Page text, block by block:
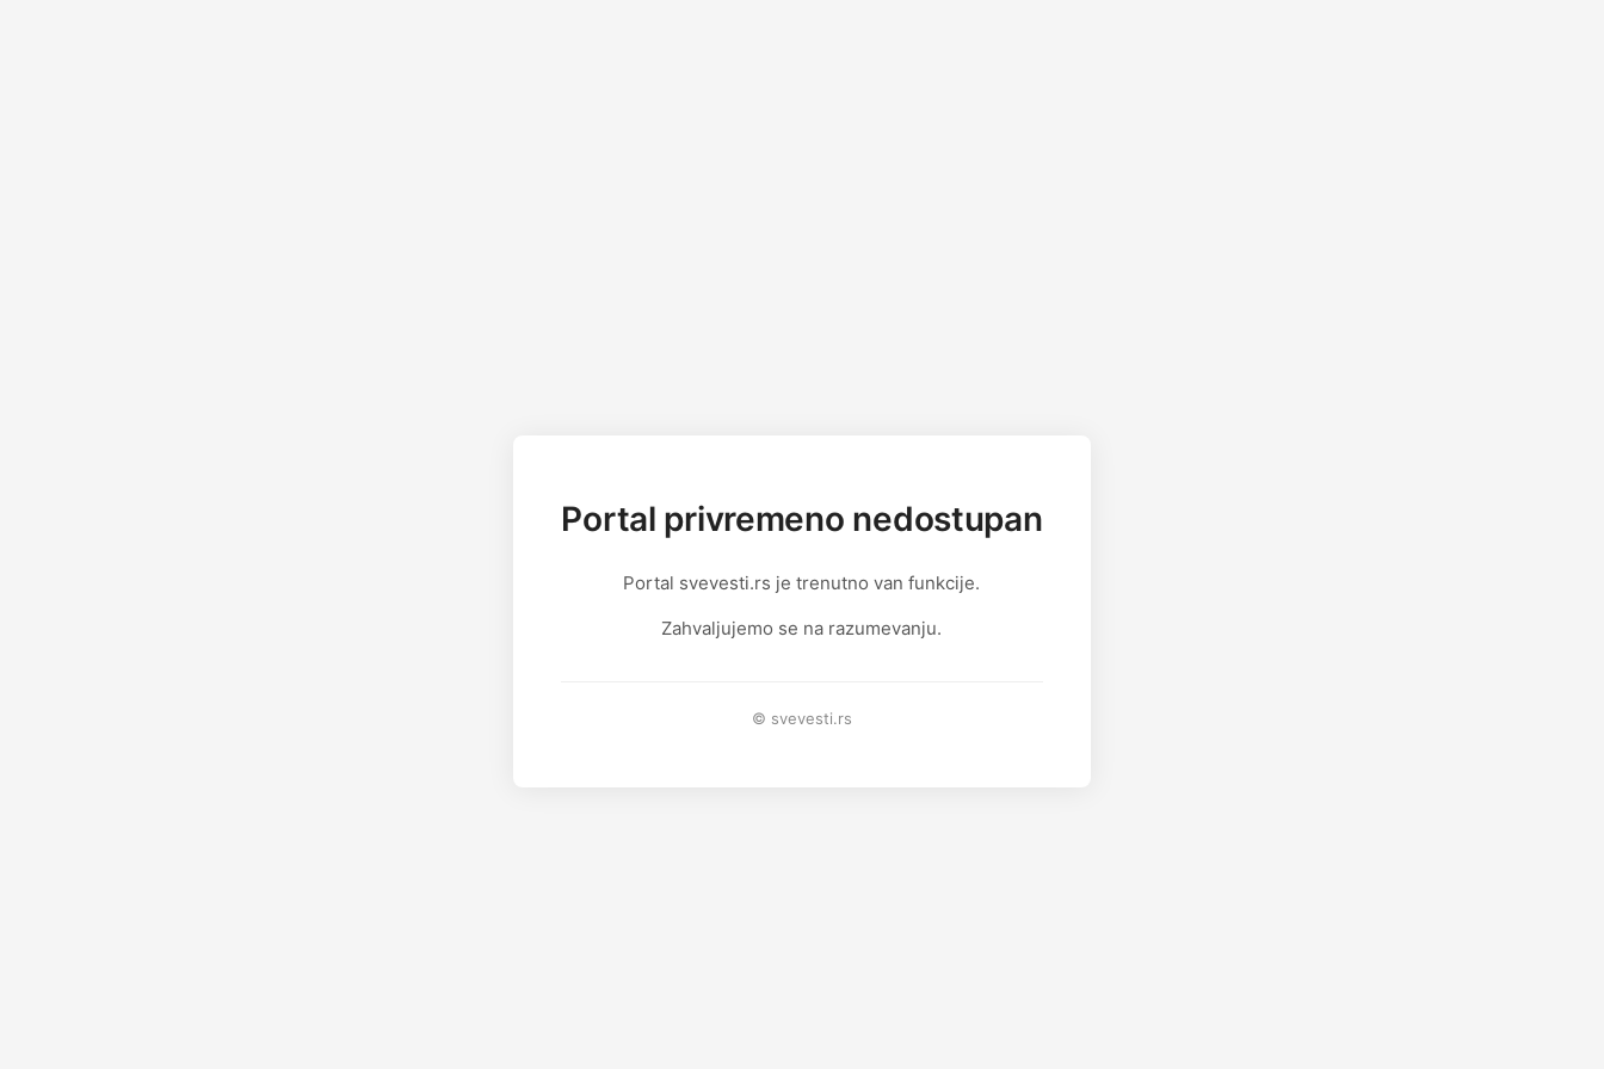
Portal privremeno nedostupan
Portal svevesti.rs je trenutno van funkcije.
Zahvaljujemo se na razumevanju.
© svevesti.rs